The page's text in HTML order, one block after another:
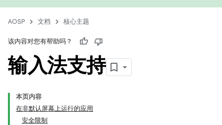
AOSP 文档 核心主题
该内容对您有帮助吗？
输入法支持
本页内容
在非默认屏幕上运行的应用
安全限制